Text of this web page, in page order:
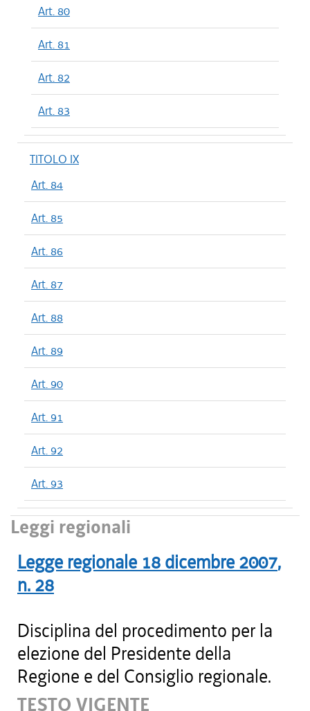
Art. 80
Art. 81
Art. 82
Art. 83
TITOLO IX
Art. 84
Art. 85
Art. 86
Art. 87
Art. 88
Art. 89
Art. 90
Art. 91
Art. 92
Art. 93
Leggi regionali
Legge regionale 18 dicembre 2007,
n. 28
Disciplina del procedimento per la
elezione del Presidente della
Regione e del Consiglio regionale.
TESTO VIGENTE